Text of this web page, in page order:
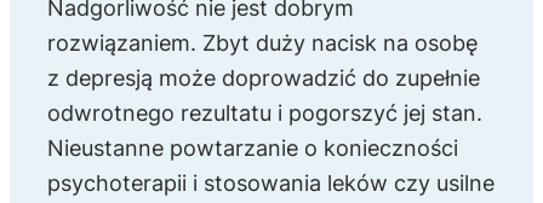
Nadgorliwość nie jest dobrym
rozwiązaniem. Zbyt duży nacisk na osobę
z depresją może doprowadzić do zupełnie
odwrotnego rezultatu i pogorszyć jej stan.
Nieustanne powtarzanie o konieczności
psychoterapii i stosowania leków czy usilne